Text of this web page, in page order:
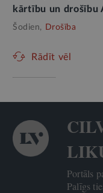
kārtību un drošību
Šodien, Drošība
Rādīt vēl
Portāls
Palīgs